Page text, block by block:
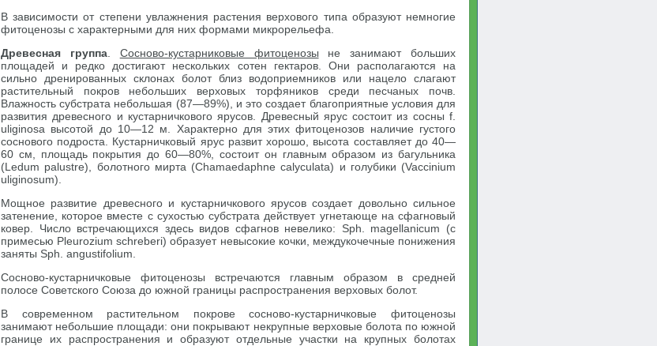
В зависимости от степени увлажнения растения верхового типа образуют немногие
фитоценозы с характерными для них формами микрорельефа.
Древесная группа. Сосново-кустарниковые фитоценозы не занимают больших
площадей и редко достигают нескольких сотен гектаров. Они располагаются на
сильно дренированных склонах болот близ водоприемников или нацело слагают
растительный покров небольших верховых торфяников среди песчаных почв.
Влажность субстрата небольшая (87—89%), и это создает благоприятные условия для
развития древесного и кустарничкового ярусов. Древесный ярус состоит из сосны f.
uliginosa высотой до 10—12 м. Характерно для этих фитоценозов наличие густого
соснового подроста. Кустарничковый ярус развит хорошо, высота составляет до 40—
60 см, площадь покрытия до 60—80%, состоит он главным образом из багульника
(Ledum palustre), болотного мирта (Chamaedaphne calyculata) и голубики (Vaccinium
uliginosum).
Мощное развитие древесного и кустарничкового ярусов создает довольно сильное
затенение, которое вместе с сухостью субстрата действует угнетающе на сфагновый
ковер. Число встречающихся здесь видов сфагнов невелико: Sph. magellanicum (с
примесью Pleurozium schreberi) образует невысокие кочки, междукочечные понижения
заняты Sph. angustifolium.
Сосново-кустарничковые фитоценозы встречаются главным образом в средней
полосе Советского Союза до южной границы распространения верховых болот.
В современном растительном покрове сосново-кустарничковые фитоценозы
занимают небольшие площади: они покрывают некрупные верховые болота по южной
границе их распространения и образуют отдельные участки на крупных болотах